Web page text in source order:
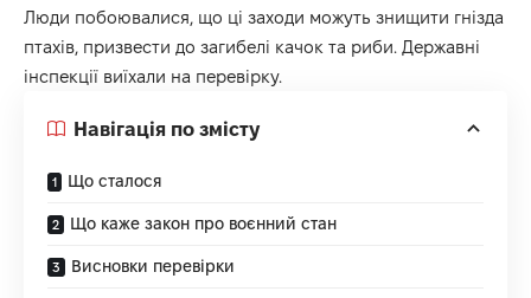
Люди побоювалися, що ці заходи можуть знищити гнізда
птахів, призвести до загибелі качок та риби. Державні
інспекції виїхали на перевірку.
Навігація по змісту
Що сталося
Що каже закон про воєнний стан
Висновки перевірки